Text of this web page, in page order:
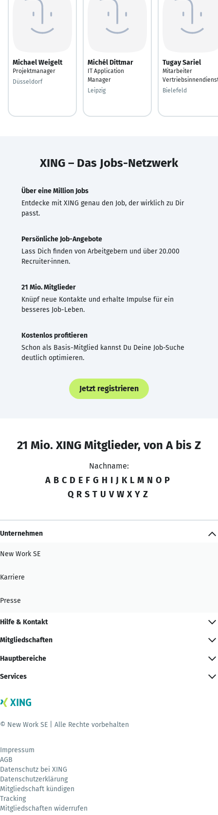
Michael Weigelt
Projektmanager
Düsseldorf
Michél Dittmar
IT Application
Manager
Leipzig
Tugay Sariel
Mitarbeiter
Bielefeld
XING – Das Jobs-Netzwerk
Über eine Million Jobs
Entdecke mit XING genau den Job, der wirklich zu Dir
passt.
Persönliche Job-Angebote
Lass Dich finden von Arbeitgebern und über 20.000
Recruiter·innen.
21 Mio. Mitglieder
Knüpf neue Kontakte und erhalte Impulse für ein
besseres Job-Leben.
Kostenlos profitieren
Schon als Basis-Mitglied kannst Du Deine Job-Suche
deutlich optimieren.
Jetzt registrieren
21 Mio. XING Mitglieder, von A bis Z
Nachname:
A B C D E F G H I J K L M N O P
Q R S T U V W X Y Z
Unternehmen
New Work SE
Karriere
Presse
Hilfe & Kontakt
Mitgliedschaften
Hauptbereiche
Services
© New Work SE | Alle Rechte vorbehalten
Impressum
AGB
Datenschutz bei XING
Datenschutzerklärung
Mitgliedschaft kündigen
Tracking
Mitgliedschaften widerrufen